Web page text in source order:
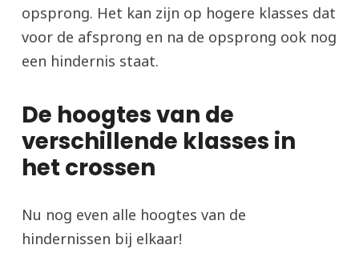
opsprong. Het kan zijn op hogere klasses dat
voor de afsprong en na de opsprong ook nog
een hindernis staat.
De hoogtes van de
verschillende klasses in
het crossen
Nu nog even alle hoogtes van de
hindernissen bij elkaar!